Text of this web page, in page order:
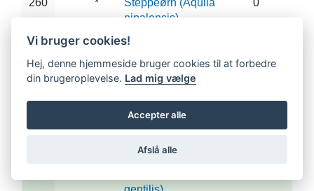
nipalensis)
261 *
Kejserørn (Aquila
262
Kongeørn (Aquila
chrysaetos)
0
fasciata)
nisus)
Vi bruger cookies!
Hej, denne hjemmeside bruger cookies til at forbedre
din brugeroplevelse. Lad mig vælge
Accepter alle
Afslå alle